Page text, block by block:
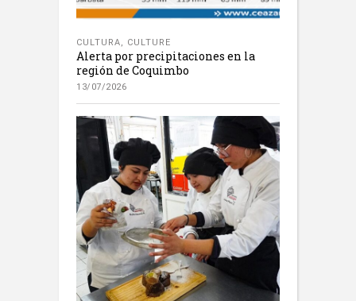
CULTURA, CULTURE
Alerta por precipitaciones en la
región de Coquimbo
13/07/2026